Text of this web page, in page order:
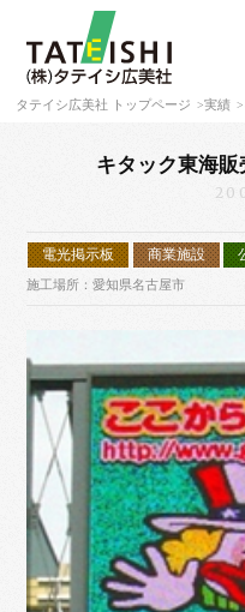
タテイシ広美社 トップページ 実績
キタック東海
電光掲示板 商業施設
施工場所：愛知県名古屋市